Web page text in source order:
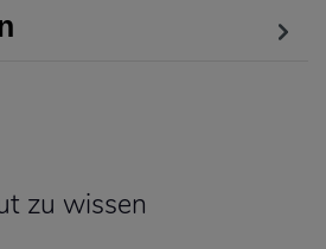
zu wissen